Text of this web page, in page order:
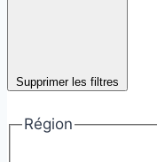
Supprimer les filtres
Région